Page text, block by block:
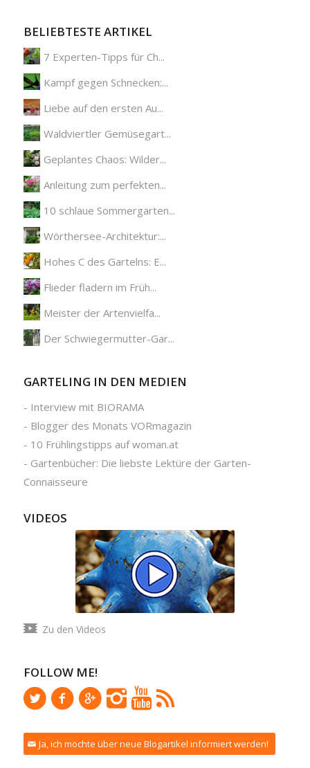
BELIEBTESTE ARTIKEL
7 Experten-Tipps für Ch...
Kampf gegen Schnecken:...
Liebe auf den ersten Au...
Waldviertler Gemüsegart...
Geplantes Chaos: Wilder...
Anleitung zum perfekten...
10 schlaue Sommergarten...
Wörthersee-Architektur:...
Hohes C des Gartelns: E...
Flieder fladern im Früh...
Meister der Artenvielfa...
Der Schwiegermutter-Gar...
GARTELING IN DEN MEDIEN
- Interview mit BIORAMA
- Blogger des Monats VORmagazin
- 10 Frühlingstipps auf woman.at
- Gartenbücher: Die liebste Lektüre der Garten-
Connaisseure
VIDEOS
Zu den Videos
FOLLOW ME!
Ja, ich möchte über neue Blogartikel informiert werden!